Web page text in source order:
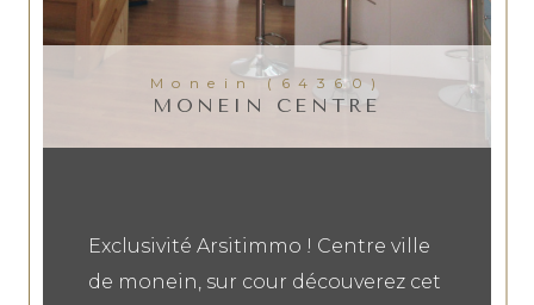
Monein (64360)
MONEIN CENTRE
Exclusivité Arsitimmo ! Centre ville
de monein, sur cour découverez cet